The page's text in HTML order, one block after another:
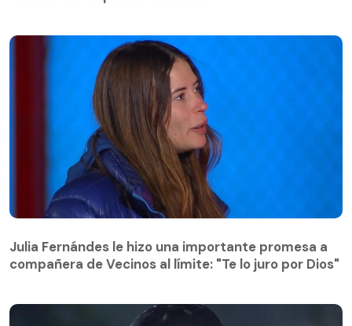
compañera de Vecinos al límite: "Te lo juro por Dios"
Julia Fernándes le hizo una importante promesa a
compañera de Vecinos al límite: "Te lo juro por Dios"